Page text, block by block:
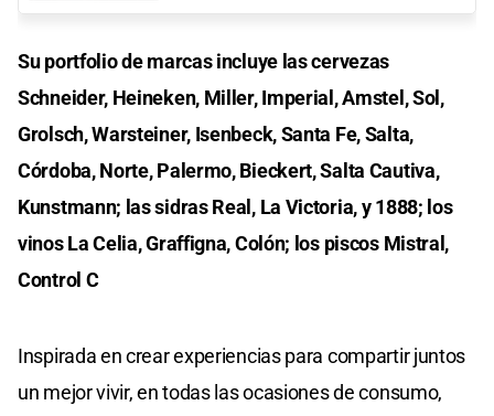
Su portfolio de marcas incluye las cervezas
Schneider, Heineken, Miller, Imperial, Amstel, Sol,
Grolsch, Warsteiner, Isenbeck, Santa Fe, Salta,
Córdoba, Norte, Palermo, Bieckert, Salta Cautiva,
Kunstmann; las sidras Real, La Victoria, y 1888; los
vinos La Celia, Graffigna, Colón; los piscos Mistral,
Control C
Inspirada en crear experiencias para compartir juntos
un mejor vivir, en todas las ocasiones de consumo,